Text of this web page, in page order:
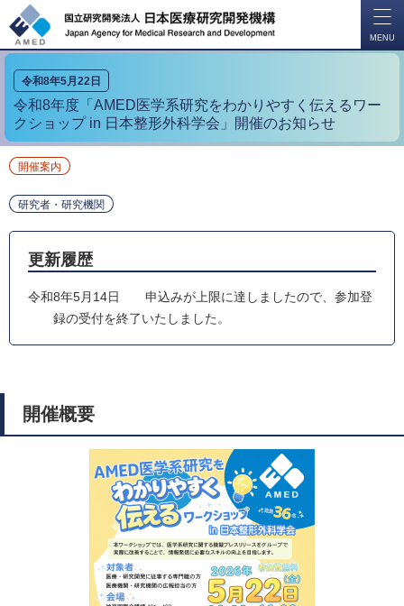
MENU
令和8年5月22日
令和8年度「AMED医学系研究をわかりやすく伝えるワー
クショップ in 日本整形外科学会」開催のお知らせ
開催案内
研究者・研究機関
更新履歴
令和8年5月14日
申込みが上限に達しましたので、参加登
録の受付を終了いたしました。
開催概要